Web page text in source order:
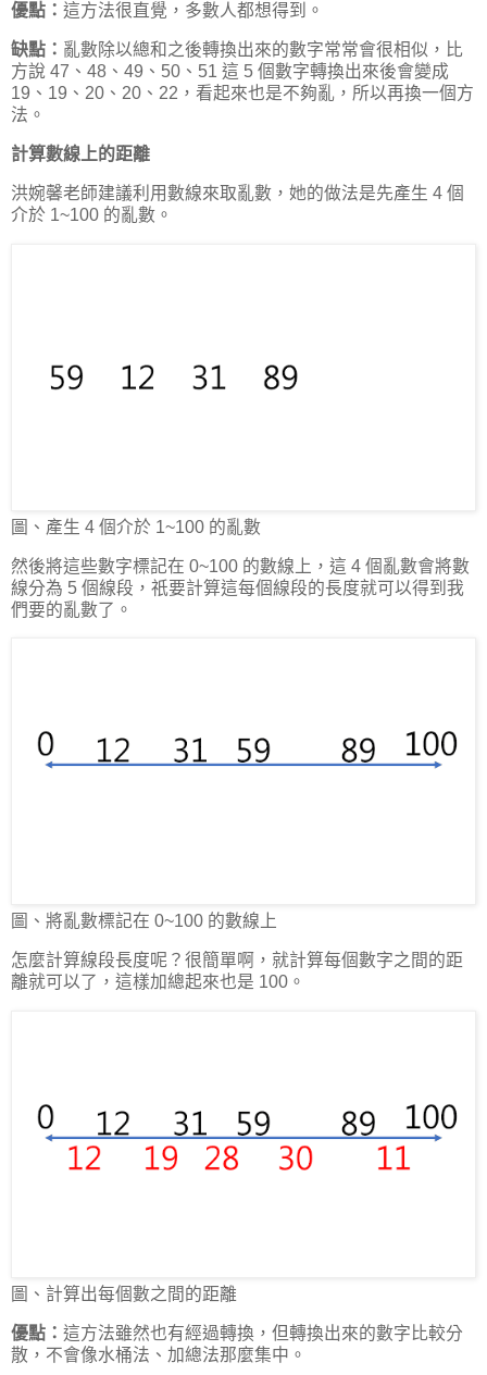
優點： 這方法很直覺，多數人都想得到。
缺點： 亂數除以總和之後轉換出來的數字常常會很相似，比
方說 47、48、49、50、51 這 5 個數字轉換出來後會變成
19、19、20、20、22，看起來也是不夠亂，所以再換一個方
法。
計算數線上的距離
洪婉馨老師建議利用數線來取亂數，她的做法是先產生 4 個
介於 1~100 的亂數。
圖、產生 4 個介於 1~100 的亂數
然後將這些數字標記在 0~100 的數線上，這 4 個亂數會將數
線分為 5 個線段，祇要計算這每個線段的長度就可以得到我
們要的亂數了。
圖、將亂數標記在 0~100 的數線上
怎麼計算線段長度呢？很簡單啊，就計算每個數字之間的距
離就可以了，這樣加總起來也是 100。
圖、計算出每個數之間的距離
優點： 這方法雖然也有經過轉換，但轉換出來的數字比較分
散，不會像水桶法、加總法那麼集中。